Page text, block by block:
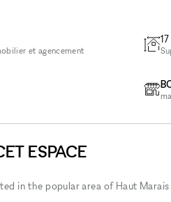
et agencement
17
ESPACE
in the popular area of Haut